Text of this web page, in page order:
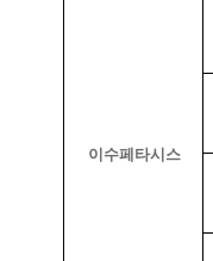
이수페타시스